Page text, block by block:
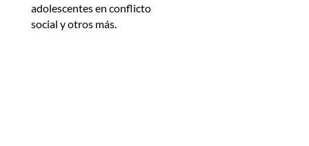
adolescentes en conflicto
social y otros más.